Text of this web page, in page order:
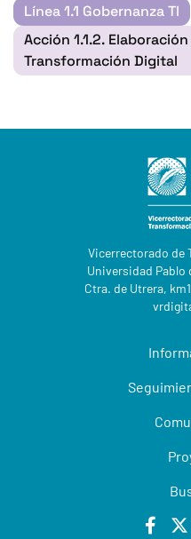
Línea 1.1 Gobernanza Tl
Acción 1.1.2.
Transformación Digital
Vicerrectorado de
Universidad Pablo
Ctra. de Utrera,